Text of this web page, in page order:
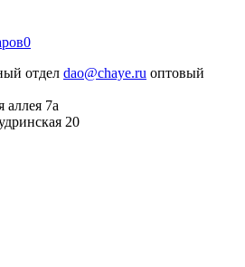
0
отдел dao@chaye.ru оптовый
аллея 7а
20